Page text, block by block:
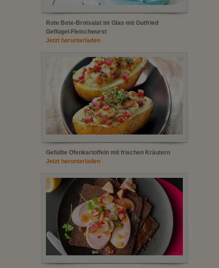
Rote Bete-Brotsalat im Glas mit Gutfried
Geflügel-Fleischwurst
Jetzt herunterladen
Gefüllte Ofenkartoffeln mit frischen Kräutern
Jetzt herunterladen